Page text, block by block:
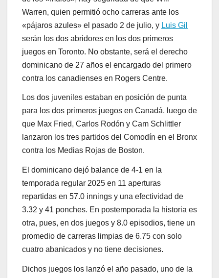
Warren, quien permitió ocho carreras ante los
«pájaros azules» el pasado 2 de julio, y Luis Gil
serán los dos abridores en los dos primeros
juegos en Toronto. No obstante, será el derecho
dominicano de 27 años el encargado del primero
contra los canadienses en Rogers Centre.
Los dos juveniles estaban en posición de punta
para los dos primeros juegos en Canadá, luego de
que Max Fried, Carlos Rodón y Cam Schlittler
lanzaron los tres partidos del Comodín en el Bronx
contra los Medias Rojas de Boston.
El dominicano dejó balance de 4-1 en la
temporada regular 2025 en 11 aperturas
repartidas en 57.0 innings y una efectividad de
3.32 y 41 ponches. En postemporada la historia es
otra, pues, en dos juegos y 8.0 episodios, tiene un
promedio de carreras limpias de 6.75 con solo
cuatro abanicados y no tiene decisiones.
Dichos juegos los lanzó el año pasado, uno de la